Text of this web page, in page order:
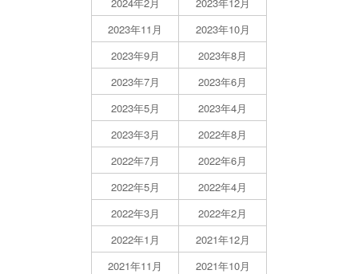
2023年11月
2023年10月
2023年9月
2023年8月
2023年7月
2023年6月
2023年5月
2023年4月
2023年3月
2022年8月
2022年7月
2022年6月
2022年5月
2022年4月
2022年3月
2022年2月
2022年1月
2021年12月
2021年11月
2021年10月